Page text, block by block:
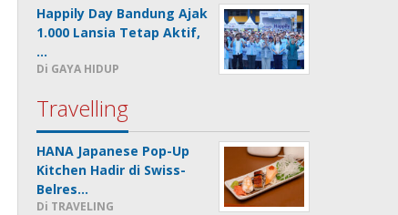
Happily Day Bandung Ajak
1.000 Lansia Tetap Aktif,
…
Di GAYA HIDUP
Travelling
HANA Japanese Pop-Up
Kitchen Hadir di Swiss-
Belres…
Di TRAVELING